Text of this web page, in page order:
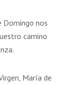
Domingo nos
camino
María de